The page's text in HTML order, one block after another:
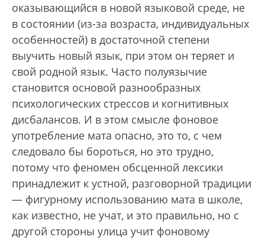
оказывающийся в новой языковой среде, не
в состоянии (из-за возраста, индивидуальных
особенностей) в достаточной степени
выучить новый язык, при этом он теряет и
свой родной язык. Часто полуязычие
становится основой разнообразных
психологических стрессов и когнитивных
дисбалансов. И в этом смысле фоновое
употребление мата опасно, это то, с чем
следовало бы бороться, но это трудно,
потому что феномен обсценной лексики
принадлежит к устной, разговорной традиции
— фигурному использованию мата в школе,
как известно, не учат, и это правильно, но с
другой стороны улица учит фоновому